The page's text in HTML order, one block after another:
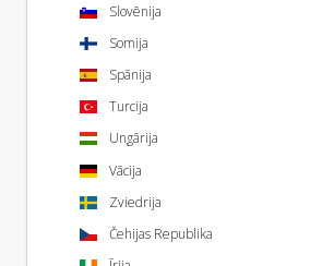
Slovēnija
Somija
Spānija
Turcija
Ungārija
Vācija
Zviedrija
Čehijas Republika